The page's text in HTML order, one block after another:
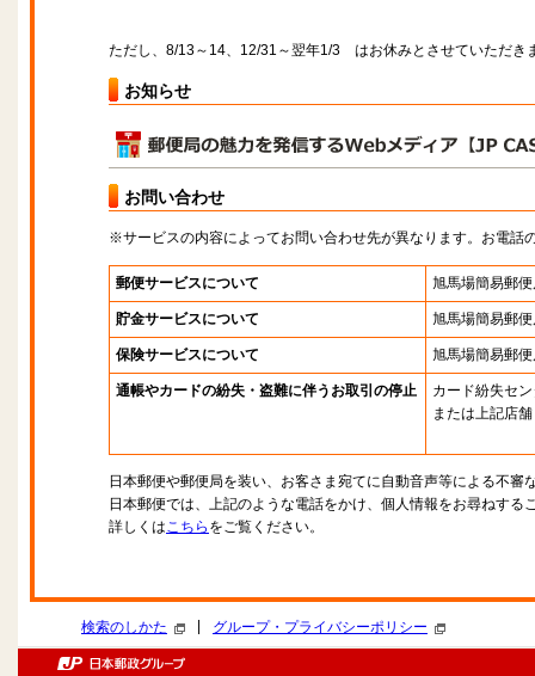
ただし、8/13～14、12/31～翌年1/3 はお休みとさせていただき
お知らせ
お問い合わせ
※サービスの内容によってお問い合わせ先が異なります。お電話
郵便サービスについて 旭馬場簡易郵
貯金サービスについて 旭馬場簡易郵
保険サービスについて 旭馬場簡易郵
通帳やカードの紛失・盗難に伴うお取引の停止
カード紛失セ
または上記店舗
日本郵便や郵便局を装い、お客さま宛てに自動音声等による不審
日本郵便では、上記のような電話をかけ、個人情報をお尋ねする
詳しくはこちら をご覧ください。
検索のしかた グループ・プライバシーポリシー